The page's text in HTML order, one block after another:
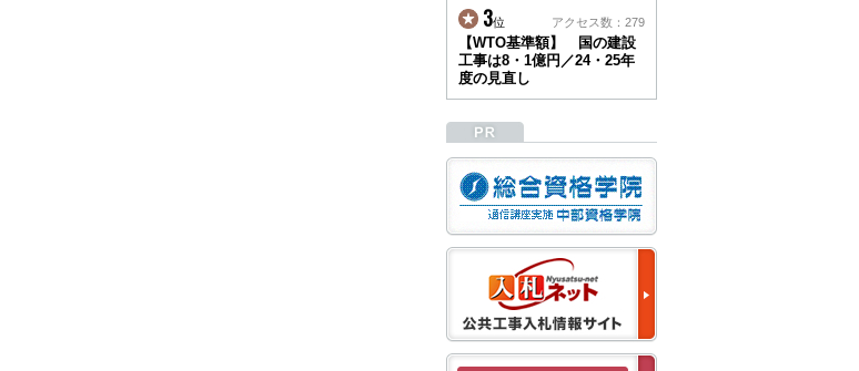
きます。
【期間】５月２日(土)～
５月１０日(日)
上記の期間、情報の更新
がされませんので、ご了
い申し上げます。
から通常通り運営いたし
ます。
2025/12/22
●年末年始に伴う情報更
新停止のお知らせ●
建設資料館をご利用いた
だき、誠に有難うござい
ます。
下記の期間につきまし
3位 アクセス数：279
【WTO基準額】 国の建設
工事は8・1億円／24・25年
度の見直し